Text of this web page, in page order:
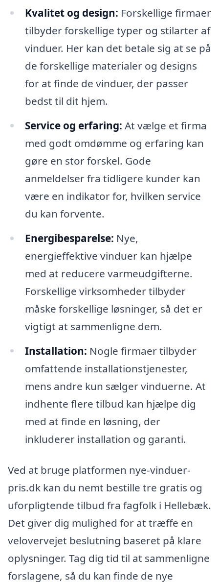
Kvalitet og design: Forskellige firmaer
tilbyder forskellige typer og stilarter af
vinduer. Her kan det betale sig at se på
de forskellige materialer og designs
for at finde de vinduer, der passer
bedst til dit hjem.
Service og erfaring: At vælge et firma
med godt omdømme og erfaring kan
gøre en stor forskel. Gode
anmeldelser fra tidligere kunder kan
være en indikator for, hvilken service
du kan forvente.
Energibesparelse: Nye,
energieffektive vinduer kan hjælpe
med at reducere varmeudgifterne.
Forskellige virksomheder tilbyder
måske forskellige løsninger, så det er
vigtigt at sammenligne dem.
Installation: Nogle firmaer tilbyder
omfattende installationstjenester,
mens andre kun sælger vinduerne. At
indhente flere tilbud kan hjælpe dig
med at finde en løsning, der
inkluderer installation og garanti.
Ved at bruge platformen nye-vinduer-
pris.dk kan du nemt bestille tre gratis og
uforpligtende tilbud fra fagfolk i Hellebæk.
Det giver dig mulighed for at træffe en
velovervejet beslutning baseret på klare
oplysninger. Tag dig tid til at sammenligne
forslagene, så du kan finde de nye